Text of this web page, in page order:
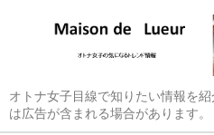
オトナ女子目線で知りたい情報を
は広告が含まれる場合があります。